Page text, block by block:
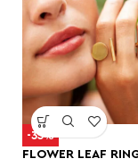
-35%
FLOWER LEAF